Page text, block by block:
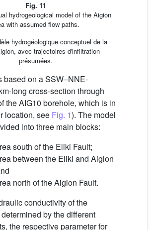
Fig. 11
hydrogeological model of the Aigion
with assumed flow paths.
hydrogéologique conceptuel de la
avec trajectoires d'infiltration
présumées.
based on a SSW–NNE-
long cross-section through
the AIG10 borehole, which is in
location, see Fig. 1). The model
into three main blocks:
south of the Eliki Fault;
between the Eliki and Aigion
north of the Aigion Fault.
conductivity of the
by the different
the respective parameter for